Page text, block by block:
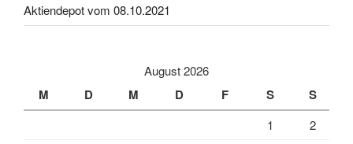
Aktiendepot vom 08.10.2021
August 2026
M D M D F S S
1
2